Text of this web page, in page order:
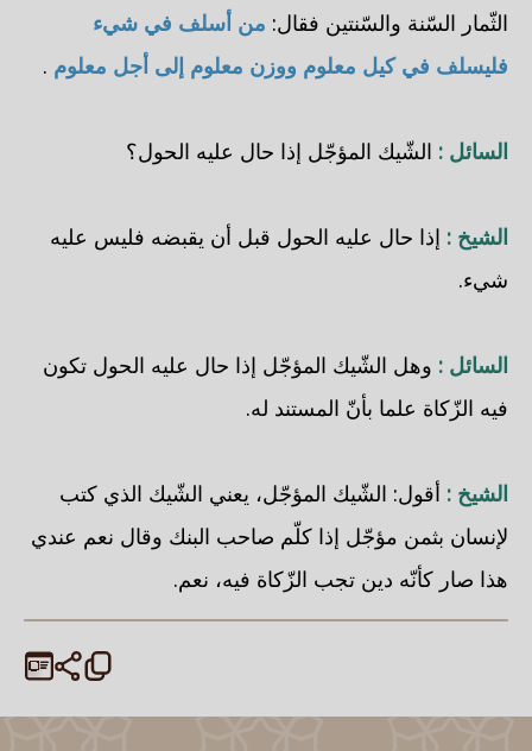
الثّمار السّنة والسّنتين فقال: من أسلف في شيء
فليسلف في كيل معلوم ووزن معلوم إلى أجل معلوم .
السائل : الشّيك المؤجّل إذا حال عليه الحول؟
الشيخ : إذا حال عليه الحول قبل أن يقبضه فليس عليه
شيء.
السائل : وهل الشّيك المؤجّل إذا حال عليه الحول تكون
فيه الزّكاة علما بأنّ المستند له.
الشيخ : أقول: الشّيك المؤجّل، يعني الشّيك الذي كتب
لإنسان بثمن مؤجّل إذا كلّم صاحب البنك وقال نعم عندي
هذا صار كأنّه دين تجب الزّكاة فيه، نعم.